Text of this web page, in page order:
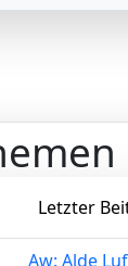
Letzter
Aw: Alde